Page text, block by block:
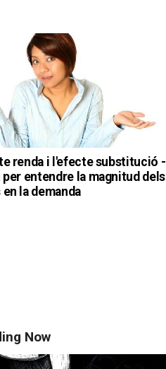
renda i l'efecte substitució -
per entendre la magnitud dels
la demanda
Now